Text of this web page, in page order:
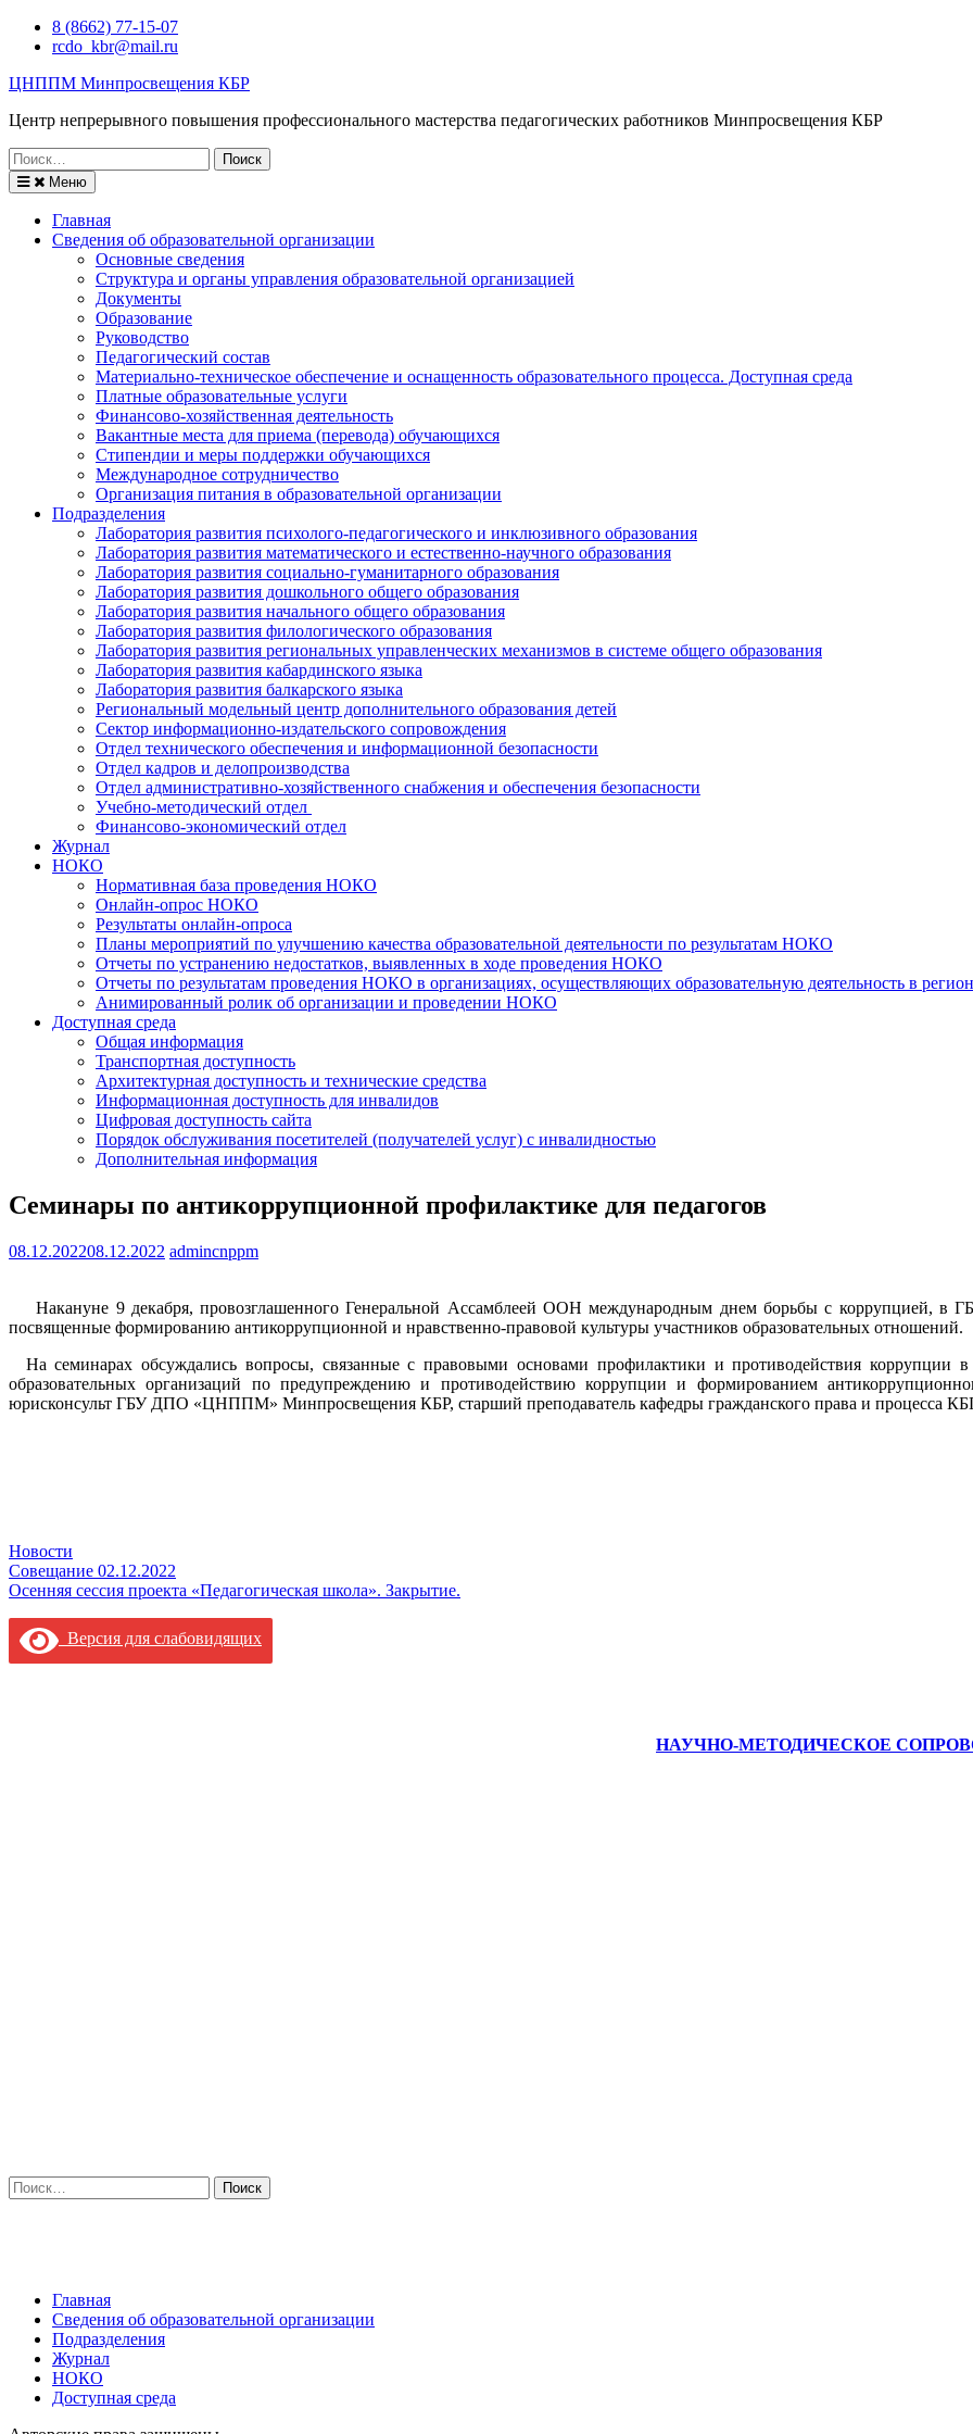
Перейти8 (8662) 77-15-07
rcdo_kbr@mail.ru
ЦНППМ Минпросвещения КБР
Центр непрерывного повышения профессионального мастерства педагогических работников Минпросвещения КБР
Искать:
Меню
Главная
Сведения об образовательной организации
Основные сведения
Структура и органы управления образовательной организацией
Документы
Образование
Руководство
Педагогический состав
Материально-техническое обеспечение и оснащенность образовательного процесса. Доступная среда
Платные образовательные услуги
Финансово-хозяйственная деятельность
Вакантные места для приема (перевода) обучающихся
Стипендии и меры поддержки обучающихся
Международное сотрудничество
Организация питания в образовательной организации
Подразделения
Лаборатория развития психолого-педагогического и инклюзивного образования
Лаборатория развития математического и естественно-научного образования
Лаборатория развития социально-гуманитарного образования
Лаборатория развития дошкольного общего образования
Лаборатория развития начального общего образования
Лаборатория развития филологического образования
Лаборатория развития региональных управленческих механизмов в системе общего образования
Лаборатория развития кабардинского языка
Лаборатория развития балкарского языка
Региональный модельный центр дополнительного образования детей
Сектор информационно-издательского сопровождения
Отдел технического обеспечения и информационной безопасности
Отдел кадров и делопроизводства
Отдел административно-хозяйственного снабжения и обеспечения безопасности
Учебно-методический отдел
Финансово-экономический отдел
Журнал
НОКО
Нормативная база проведения НОКО
Онлайн-опрос НОКО
Результаты онлайн-опроса
Планы мероприятий по улучшению качества образовательной деятельности по результатам НОКО
Отчеты по устранению недостатков, выявленных в ходе проведения НОКО
Отчеты по результатам проведения НОКО в организациях, осуществляющих образовательную деятельность в
Анимированный ролик об организации и проведении НОКО
Доступная среда
Общая информация
Транспортная доступность
Архитектурная доступность и технические средства
Информационная доступность для инвалидов
Цифровая доступность сайта
Порядок обслуживания посетителей (получателей услуг) с инвалидностью
Дополнительная информация
Семинары по антикоррупционной профилактике для педагогов
08.12.202208.12.2022 admincnppm
Накануне 9 декабря, провозглашенного Генеральной Ассамблеей ООН международным днем борьбы с
посвященные формированию антикоррупционной и нравственно-правовой культуры участников образовательных отношений.
На семинарах обсуждались вопросы, связанные с правовыми основами профилактики и противодействия коррупции в
образовательных организаций по предупреждению и противодействию коррупции и формированием
юрисконсульт ГБУ ДПО «ЦНППМ» Минпросвещения КБР, старший преподаватель кафедры гражданского права и процесса
Новости
Навигация
по
записям
Совещание 02.12.2022
Осенняя сессия проекта «Педагогическая школа». Закрытие.
Версия для слабовидящих
НАУЧНО-МЕТОДИЧЕСКОЕ
Искать:
Главная
Сведения об образовательной организации
Подразделения
Журнал
НОКО
Доступная среда